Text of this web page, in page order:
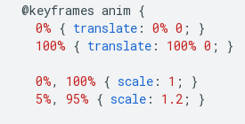
@keyframes anim {
0% { translate : 0% 0 ;
}
100% { translate : 100% 0 ; }
0%, 100% { scale : 1 ;
}
5%, 95% { scale : 1.2 ; }